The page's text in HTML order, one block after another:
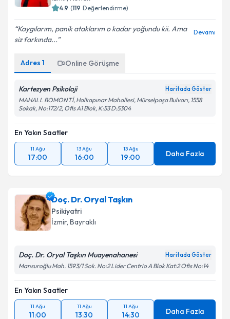
4.9 (119 Değerlendirme)
Kaygılarım, panik ataklarım o kadar yoğundu kii. Ama
siz farkında...
Devamı
Adres 1 Online Görüşme
Kartezyen Psikoloji Haritada Göster
MAHALL BOMONTİ, Halkapınar Mahallesi, Mürselpaşa Bulvarı, 1558
Sokak, No:172/2, Ofis A1 Blok, K:53 D:5304
En Yakın Saatler
11 Ağu
17:00
13 Ağu
16:00
13 Ağu
19:00 Daha Fazla
Doç. Dr. Oryal Taşkın
Psikiyatri
İzmir, Bayraklı
Doç. Dr. Oryal Taşkın Muayenahanesi Haritada Göster
Mansuroğlu Mah. 1593/1 Sok. No:2 Lider Centrio A Blok Kat:2 Ofis No:14
En Yakın Saatler
11 Ağu
11:00
11 Ağu
13:30
11 Ağu
14:30 Daha Fazla